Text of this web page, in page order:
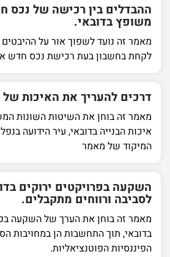
ההבדלים בין רכישה של נכס
משופץ בדובאי.
מאמר זה נועד לשפוך אור על
לקחת בחשבון בעת רכישת נכס חדש
דרכים להעריך את האיכות של
מאמר זה בוחן את השיטות השונות
איכות הבנייה בדובאי, עיר הידועה
המיקוד של מאמר
השקעה בפרויקטים ירוקים
לסביבה ורווחים מתקבלים.
מאמר זה בוחן את הערך של השקעה
בדובאי, תוך התחשבות הן במחויבות
הפיננסיות הפוטנציאליות.